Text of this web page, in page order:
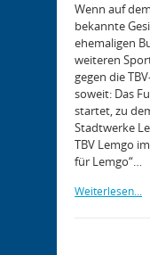
Wenn auf
bekannte
ehemaligen
weiteren
gegen die
soweit: Das
startet, zu
Stadtwerke
TBV Lemgo
für Lemgo“…
Weiterlesen...